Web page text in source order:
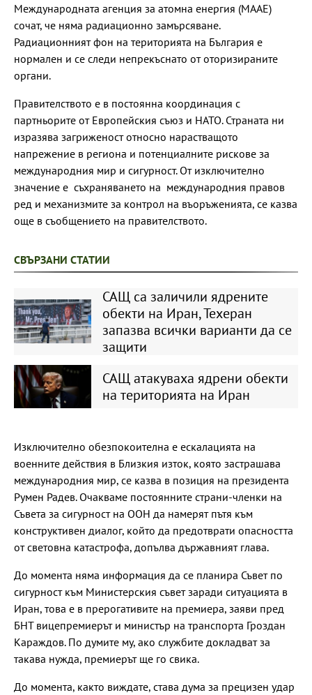
Международната агенция за атомна енергия (МААЕ)
сочат, че няма радиационно замърсяване.
Радиационният фон на територията на България е
нормален и се следи непрекъснато от оторизираните
органи.
Правителството е в постоянна координация с
партньорите от Европейския съюз и НАТО. Страната ни
изразява загриженост относно нарастващото
напрежение в региона и потенциалните рискове за
международния мир и сигурност. От изключително
значение е съхраняването на международния правов
ред и механизмите за контрол на въоръженията, се казва
още в съобщението на правителството.
СВЪРЗАНИ СТАТИИ
САЩ са заличили ядрените
обекти на Иран, Техеран
запазва всички варианти да се
защити
САЩ атакуваха ядрени обекти
на територията на Иран
Изключително обезпокоителна е ескалацията на
военните действия в Близкия изток, която застрашава
международния мир, се казва в позиция на президента
Румен Радев. Очакваме постоянните страни-членки на
Съвета за сигурност на ООН да намерят пътя към
конструктивен диалог, който да предотврати опасността
от световна катастрофа, допълва държавният глава.
До момента няма информация да се планира Съвет по
сигурност към Министерския съвет заради ситуацията в
Иран, това е в прерогативите на премиера, заяви пред
БНТ вицепремиерът и министър на транспорта Гроздан
Караждов. По думите му, ако службите докладват за
такава нужда, премиерът ще го свика.
До момента, както виждате, става дума за прецизен удар